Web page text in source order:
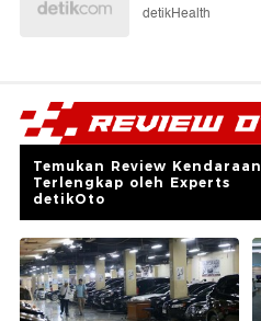
detikHealth
Temukan Review Kendaraan
Terlengkap oleh Experts
detikOto